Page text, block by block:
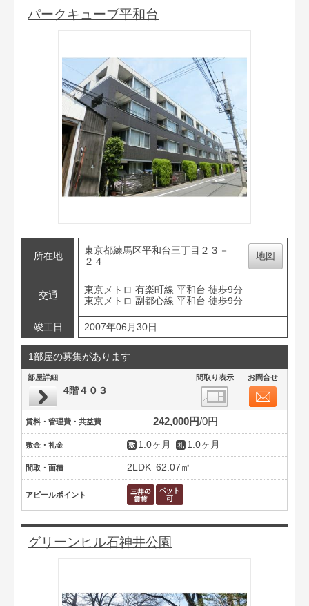
パークキューブ平和台
所在地
東京都練馬区平和台三丁目２３－
２４
地図
交通
東京メトロ 有楽町線 平和台 徒歩9分
東京メトロ 副都心線 平和台 徒歩9分
竣工日 2007年06月30日
1部屋の募集があります
部屋詳細 間取り表示 お問合せ
4階４０３
賃料・管理費・共益費 242,000円 0円
敷金・礼金 1.0ヶ月 1.0ヶ月
間取・面積 2LDK 62.07㎡
アピールポイント
グリーンヒル石神井公園